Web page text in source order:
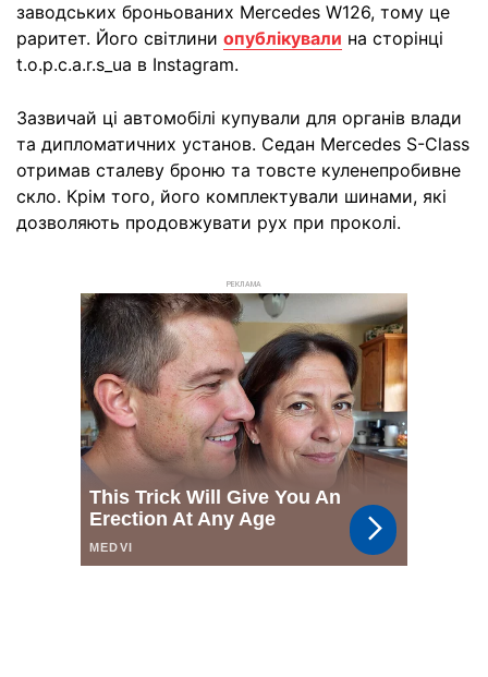
заводських броньованих Mercedes W126, тому це
раритет. Його світлини опублікували на сторінці
t.o.p.c.a.r.s_ua в Instagram.
Зазвичай ці автомобілі купували для органів влади
та дипломатичних установ. Седан Mercedes S-Class
отримав сталеву броню та товсте куленепробивне
скло. Крім того, його комплектували шинами, які
дозволяють продовжувати рух при проколі.
РЕКЛАМА